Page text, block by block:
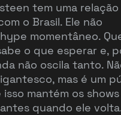
tem uma relação
o Brasil. Ele não
momentâneo.
o que esperar e,
não oscila tanto.
mas é um
mantém os shows
quando ele